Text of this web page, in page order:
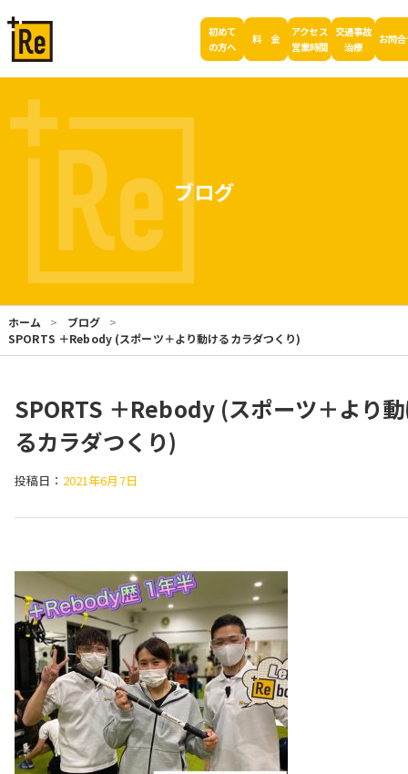
初めて
の方へ
料 金
アクセス
営業時間
交通事故
治療
お問
ブログ
ホーム
ブログ
SPORTS ＋Rebody (スポーツ＋より動けるカラダつくり)
SPORTS ＋Rebody (スポーツ＋より
るカラダつくり)
投稿日： 2021年6月7日